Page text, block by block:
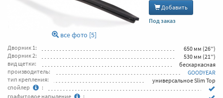
все фото [5]
Добавить
Под заказ
Дворник 1:
650 мм (26'')
Дворник 2:
530 мм (21'')
вид щетки:
бескаркасная
производитель:
GOODYEAR
тип крепления:
универсальное Slim Top
спойлер
:
графитовое напыление
: